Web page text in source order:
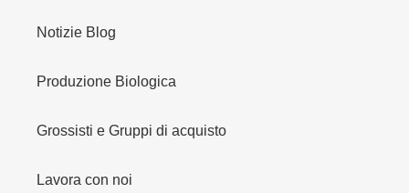
Notizie Blog
Produzione Biologica
Grossisti e Gruppi di acquisto
Lavora con noi